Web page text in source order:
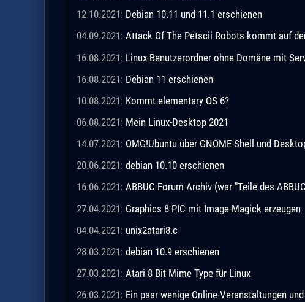
12.10.2021: Debian 10.11 und 11.1 erschienen
04.09.2021: Attack Of The Petscii Robots kommt auf
16.08.2021: Linux-Benutzerordner ohne Domäne mit
16.08.2021: Debian 11 erschienen
10.08.2021: Kommt elementary OS 6?
06.08.2021: Mein Linux-Desktop 2021
14.07.2021: OMG!Ubuntu über GNOME-Shell und
20.06.2021: debian 10.10 erschienen
16.06.2021: ABBUC Forum Archiv (war "Teile des
27.04.2021: Graphics 8 PIC mit Image-Magick erzeugen
04.04.2021: unix2atari8.c
28.03.2021: debian 10.9 erschienen
27.03.2021: Atari 8 Bit Mime Type für Linux
26.03.2021: Ein paar wenige Online-Veranstaltungen